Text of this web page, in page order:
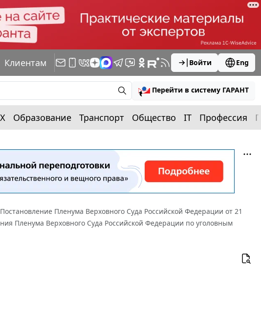
Клиентам Войти Eng
Перейти в систему ГАРАНТ
Образование Транспорт Общество IT Профессия
Постановление Пленума Верховного Суда Российской Федерации от 21
Пленума Верховного Суда Российской Федерации по уголовным